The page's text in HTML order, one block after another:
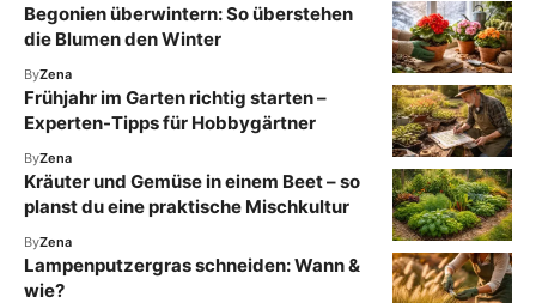
Begonien überwintern: So überstehen
die Blumen den Winter
ByZena
Frühjahr im Garten richtig starten –
Experten-Tipps für Hobbygärtner
ByZena
Kräuter und Gemüse in einem Beet – so
planst du eine praktische Mischkultur
ByZena
Lampenputzergras schneiden: Wann &
wie?